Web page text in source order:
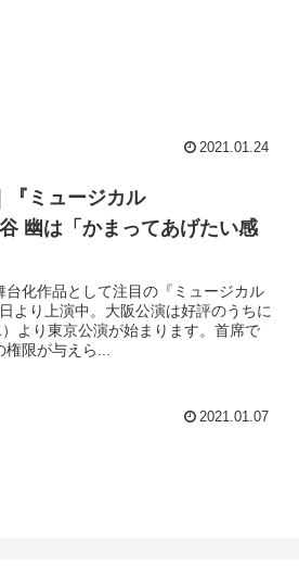
2021.01.24
『ミュージカル
幽は「かまってあげたい感
台化作品として注目の『ミュージカル
より上演中。大阪公演は好評のうちに
より東京公演が始まります。首席で
権限が与えら...
2021.01.07